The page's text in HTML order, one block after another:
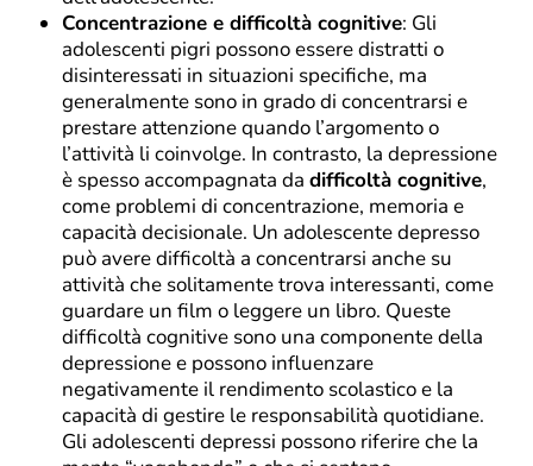
Concentrazione e difficoltà cognitive: Gli
adolescenti pigri possono essere distratti o
disinteressati in situazioni specifiche, ma
generalmente sono in grado di concentrarsi e
prestare attenzione quando l’argomento o
l’attività li coinvolge. In contrasto, la depressione
è spesso accompagnata da difficoltà cognitive,
come problemi di concentrazione, memoria e
capacità decisionale. Un adolescente depresso
può avere difficoltà a concentrarsi anche su
attività che solitamente trova interessanti, come
guardare un film o leggere un libro. Queste
difficoltà cognitive sono una componente della
depressione e possono influenzare
negativamente il rendimento scolastico e la
capacità di gestire le responsabilità quotidiane.
Gli adolescenti depressi possono riferire che la